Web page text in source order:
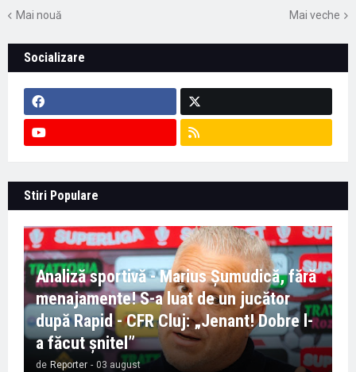
Mai nouă Mai veche
Socializare
Stiri Populare
Analiză sportivă - Marius Șumudică, fără
menajamente! S-a luat de un jucător
după Rapid - CFR Cluj: „Jenant! Dobre l-
a făcut șnitel”
de Reporter - 03 august